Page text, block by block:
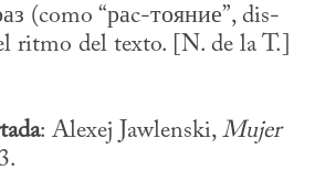
(como “раc-тояние”, dis-
: Alexej Jawlenski, Mujer